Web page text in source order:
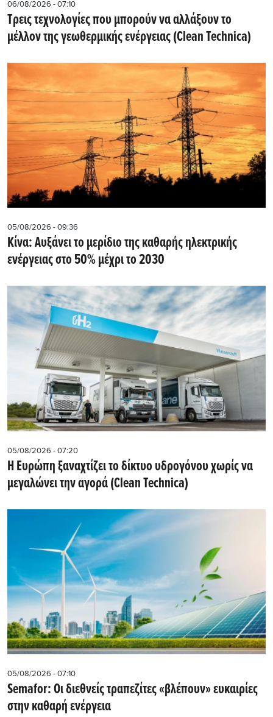
06/08/2026 - 07:10
Τρεις τεχνολογίες που μπορούν να αλλάξουν το
μέλλον της γεωθερμικής ενέργειας (Clean Technica)
05/08/2026 - 09:36
Κίνα: Αυξάνει το μερίδιο της καθαρής ηλεκτρικής
ενέργειας στο 50% μέχρι το 2030
05/08/2026 - 07:20
Η Ευρώπη ξαναχτίζει το δίκτυο υδρογόνου χωρίς να
μεγαλώνει την αγορά (Clean Technica)
05/08/2026 - 07:10
Semafor: Οι διεθνείς τραπεζίτες «βλέπουν» ευκαιρίες
στην καθαρή ενέργεια